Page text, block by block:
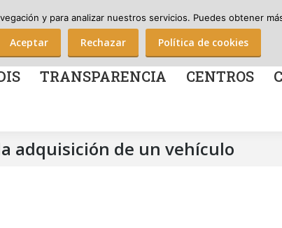
TRANSPARENCIA CENTROS
adquisición de un vehículo
y para analizar nuestros servicios. Puedes obtener
Aceptar Rechazar Política de cookies
CENTROS